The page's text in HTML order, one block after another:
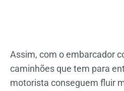
Assim, com o embarcador
caminhões que tem para
motorista conseguem fluir